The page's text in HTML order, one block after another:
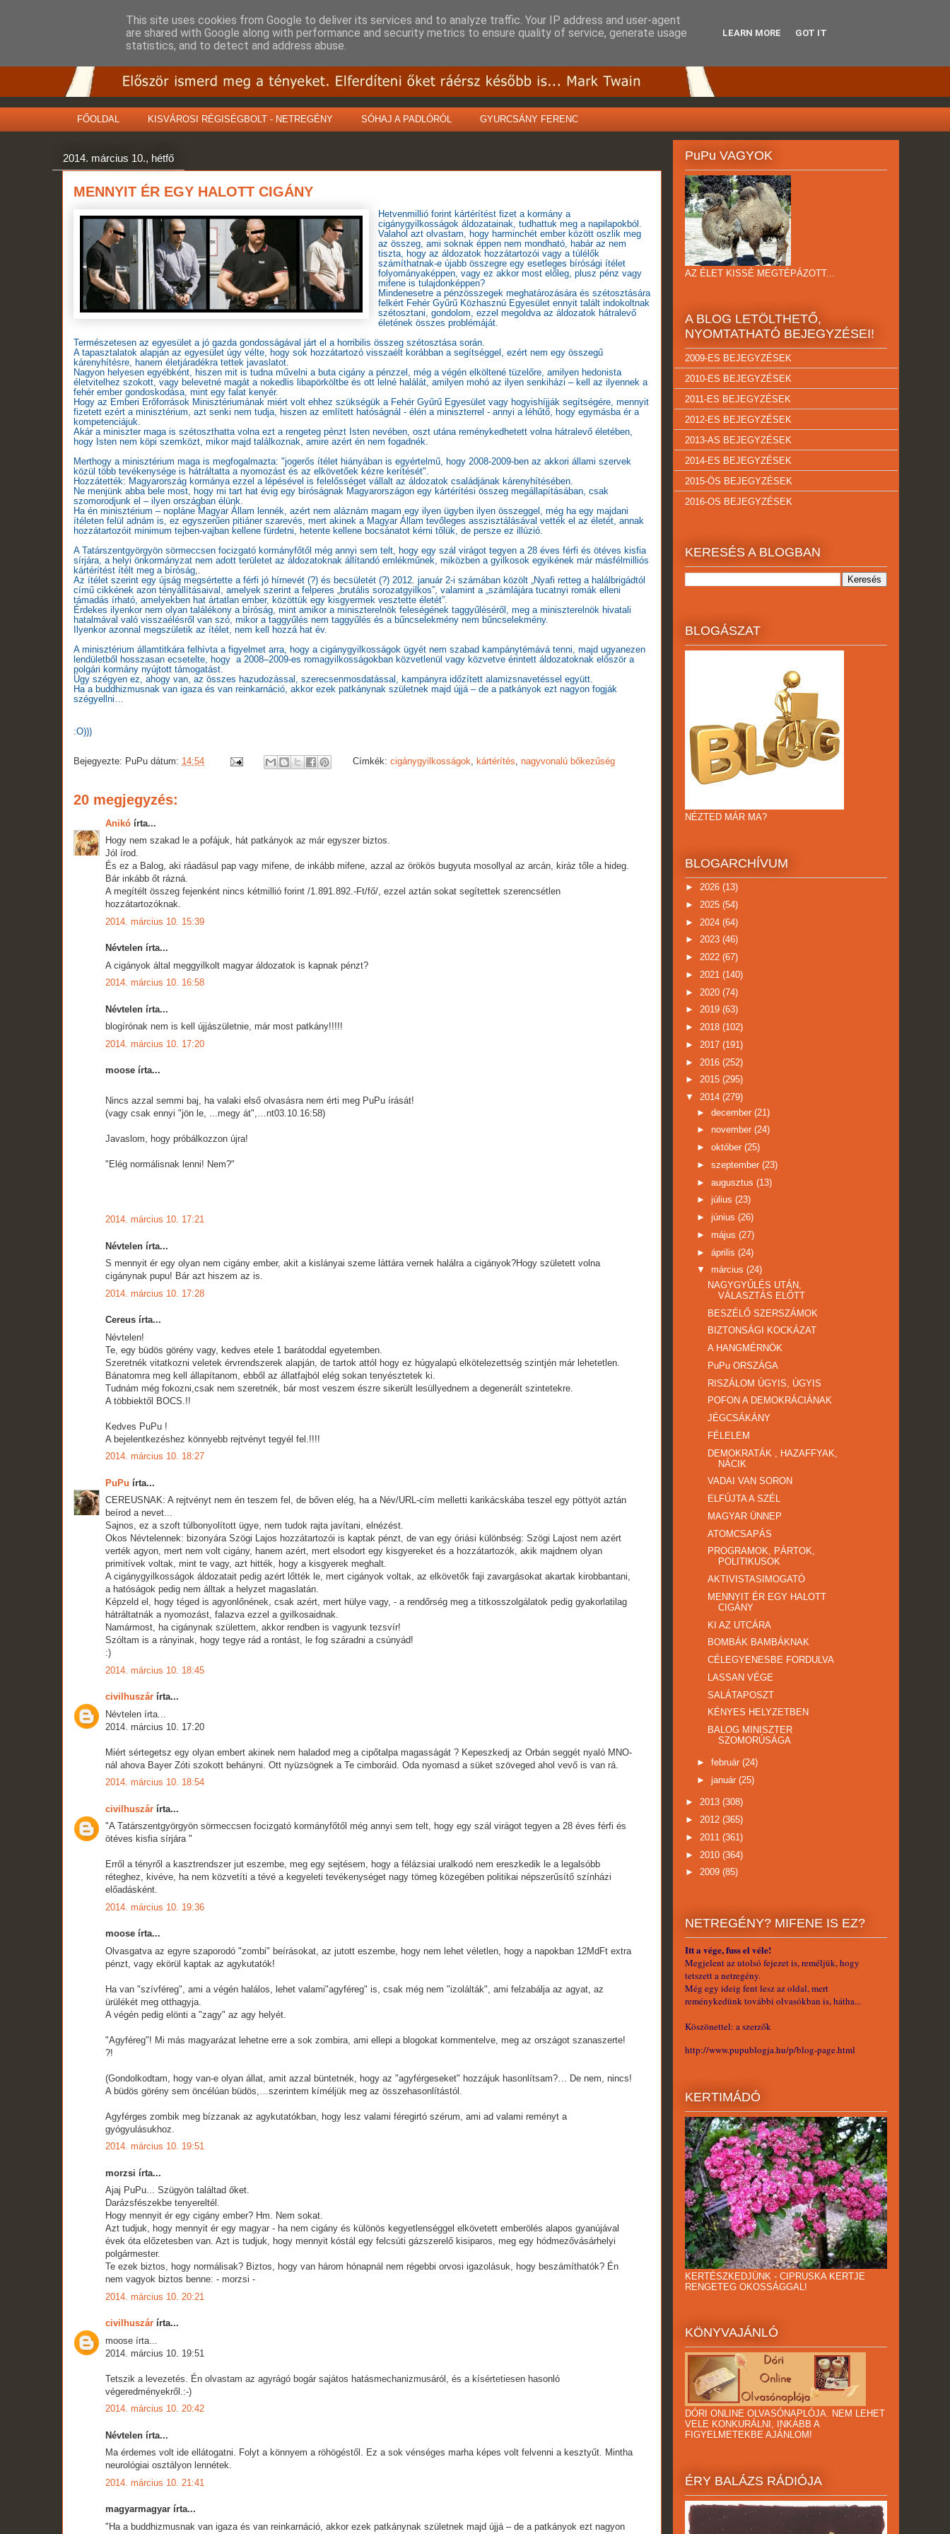
FŐOLDAL KISVÁROSI RÉGISÉGBOLT - NETREGÉNY SÓHAJ A PADLÓRÓL GYURCSÁNY FERENC
2014. március 10., hétfő
MENNYIT ÉR EGY HALOTT CIGÁNY
Hetvenmillió forint kártérítést fizet a kormány a
cigánygyilkosságok áldozatainak , tudhattuk meg a napilapokból.
Valahol azt olvastam, hogy harminchét ember között oszlik meg
az összeg, ami soknak éppen nem mondható, habár az nem
tiszta, hogy az áldozatok hozzátartozói vagy a túlélők
számíthatnak-e újabb összegre egy esetleges bírósági ítélet
folyományaképpen, vagy ez akkor most előleg, plusz pénz vagy
mifene is tulajdonképpen?
Mindenesetre a pénzösszegek meghatározására és szétosztására
felkért Fehér Gyűrű Közhasznú Egyesület ennyit talált indokoltnak
szétosztani, gondolom, ezzel megoldva az áldozatok hátralevő
életének összes problémáját.
Természetesen az egyesület a jó gazda gondosságával járt el a horribilis összeg szétosztása során.
A tapasztalatok alapján az egyesület úgy vélte, hogy sok hozzátartozó visszaélt korábban a segítséggel, ezért nem egy összegű
kárenyhítésre, hanem életjáradékra tettek javaslatot.
Nagyon helyesen egyébként, hiszen mit is tudna művelni a buta cigány a pénzzel, még a végén elköltené tüzelőre, amilyen hedonista
életvitelhez szokott, vagy belevetné magát a nokedlis libapörköltbe és ott lelné halálát, amilyen mohó az ilyen senkiházi – kell az ilyennek a
fehér ember gondoskodása, mint egy falat kenyér.
Hogy az Emberi Erőforrások Minisztériumának miért volt ehhez szükségük a Fehér Gyűrű Egyesület vagy hogyishíjják segítségére, mennyit
fizetett ezért a minisztérium, azt senki nem tudja, hiszen az említett hatóságnál - élén a miniszterrel - annyi a léhűtő, hogy egymásba ér a
kompetenciájuk.
Akár a miniszter maga is szétoszthatta volna ezt a rengeteg pénzt Isten nevében, oszt utána reménykedhetett volna hátralevő életében,
hogy Isten nem köpi szemközt, mikor majd találkoznak, amire azért én nem fogadnék.
Merthogy a minisztérium maga is megfogalmazta: "jogerős ítélet hiányában is egyértelmű, hogy 2008-2009-ben az akkori állami szervek
közül több tevékenysége is hátráltatta a nyomozást és az elkövetőek kézre kerítését".
Hozzátették: Magyarország kormánya ezzel a lépésével is felelősséget vállalt az áldozatok családjának kárenyhítésében.
Ne menjünk abba bele most, hogy mi tart hat évig egy bíróságnak Magyarországon egy kártérítési összeg megállapításában, csak
szomorodjunk el – ilyen országban élünk.
Ha én minisztérium – nopláne Magyar Állam lennék, azért nem aláznám magam egy ilyen ügyben ilyen összeggel, még ha egy majdani
ítéleten felül adnám is, ez egyszerűen pitiáner szarevés, mert akinek a Magyar Állam tevőleges asszisztálásával vették el az életét, annak
hozzátartozóit minimum tejben-vajban kellene fürdetni, hetente kellene bocsánatot kérni tőlük, de persze ez illúzió.
A Tatárszentgyörgyön sörmeccsen focizgató kormányfőtől még annyi sem telt, hogy egy szál virágot tegyen a 28 éves férfi és ötéves kisfia
sírjára, a helyi önkormányzat nem adott területet az áldozatoknak állítandó emlékműnek, miközben a gyilkosok egyikének már másfélmilliós
kártérítést ítélt meg a bíróság,.
Az ítélet szerint egy újság megsértette a férfi jó hírnevét (?) és becsületét (?) 2012. január 2-i számában közölt „Nyafi retteg a halálbrigádtól
című cikkének azon tényállításaival, amelyek szerint a felperes „brutális sorozatgyilkos”, valamint a „számlájára tucatnyi romák elleni
támadás írható, amelyekben hat ártatlan ember, közöttük egy kisgyermek vesztette életét”.
Érdekes ilyenkor nem olyan találékony a bíróság, mint amikor a miniszterelnök feleségének taggyűléséről, meg a miniszterelnök hivatali
hatalmával való visszaélésről van szó, mikor a taggyűlés nem taggyűlés és a bűncselekmény nem bűncselekmény.
Ilyenkor azonnal megszületik az ítélet, nem kell hozzá hat év.
A minisztérium államtitkára felhívta a figyelmet arra, hogy a cigánygyilkosságok ügyét nem szabad kampánytémává tenni, majd ugyanezen
lendületből hosszasan ecsetelte, hogy a 2008–2009-es romagyilkosságokban közvetlenül vagy közvetve érintett áldozatoknak először a
polgári kormány nyújtott támogatást.
Úgy szégyen ez, ahogy van, az összes hazudozással, szerecsenmosdatással, kampányra időzített alamizsnavetéssel együtt.
Ha a buddhizmusnak van igaza és van reinkarnáció, akkor ezek patkánynak születnek majd újjá – de a patkányok ezt nagyon fogják
szégyellni…
:O)))
Bejegyezte: PuPu dátum: 14:54 Címkék: cigánygyilkosságok kártérítés nagyvonalú bőkezűség
20 megjegyzés:
Anikó írta...
Hogy nem szakad le a pofájuk, hát patkányok az már egyszer biztos.
Jól írod.
És ez a Balog, aki ráadásul pap vagy mifene, de inkább mifene, azzal az örökös bugyuta mosollyal az arcán, kiráz tőle a hideg.
Bár inkább őt rázná.
A megítélt összeg fejenként nincs kétmillió forint /1.891.892.-Ft/fő/, ezzel aztán sokat segítettek szerencsétlen
hozzátartozóknak.
2014. március 10. 15:39
Névtelen írta...
A cigányok által meggyilkolt magyar áldozatok is kapnak pénzt?
2014. március 10. 16:58
Névtelen írta...
blogírónak nem is kell újjászületnie, már most patkány!!!!!
2014. március 10. 17:20
moose írta...
Nincs azzal semmi baj, ha valaki első olvasásra nem érti meg PuPu írását!
(vagy csak ennyi "jön le, ...megy át",…nt03.10.16:58)
Javaslom, hogy próbálkozzon újra!
"Elég normálisnak lenni! Nem?"
2014. március 10. 17:21
Névtelen írta...
S mennyit ér egy olyan nem cigány ember, akit a kislányai szeme láttára vernek halálra a cigányok?Hogy született volna
cigánynak pupu! Bár azt hiszem az is.
2014. március 10. 17:28
Cereus írta...
Névtelen!
Te, egy büdös görény vagy, kedves etele 1 barátoddal egyetemben.
Szeretnék vitatkozni veletek érvrendszerek alapján, de tartok attól hogy ez húgyalapú elkötelezettség szintjén már lehetetlen.
Bánatomra meg kell állapítanom, ebből az állatfajból elég sokan tenyésztetek ki.
Tudnám még fokozni,csak nem szeretnék, bár most veszem észre sikerült lesüllyednem a degenerált szintetekre.
A többiektől BOCS.!!
Kedves PuPu !
A bejelentkezéshez könnyebb rejtvényt tegyél fel.!!!!
2014. március 10. 18:27
PuPu írta...
CEREUSNAK: A rejtvényt nem én teszem fel, de bőven elég, ha a Név/URL-cím melletti karikácskába teszel egy pöttyöt aztán
beírod a nevet...
Sajnos, ez a szoft túlbonyolított ügye, nem tudok rajta javítani, elnézést.
Okos Névtelennek: bizonyára Szögi Lajos hozzátartozói is kaptak pénzt, de van egy óriási különbség: Szögi Lajost nem azért
verték agyon, mert nem volt cigány, hanem azért, mert elsodort egy kisgyereket és a hozzátartozók, akik majdnem olyan
primitívek voltak, mint te vagy, azt hitték, hogy a kisgyerek meghalt.
A cigánygyilkosságok áldozatait pedig azért lőtték le, mert cigányok voltak, az elkövetők faji zavargásokat akartak kirobbantani,
a hatóságok pedig nem álltak a helyzet magaslatán.
Képzeld el, hogy téged is agyonlőnének, csak azért, mert hülye vagy, - a rendőrség meg a titkosszolgálatok pedig gyakorlatilag
hátráltatnák a nyomozást, falazva ezzel a gyilkosaidnak.
Namármost, ha cigánynak születtem, akkor rendben is vagyunk tezsvír!
Szóltam is a rányinak, hogy tegye rád a rontást, le fog száradni a csúnyád!
:)
2014. március 10. 18:45
civilhuszár írta...
Névtelen írta...
2014. március 10. 17:20
Miért sértegetsz egy olyan embert akinek nem haladod meg a cipőtalpa magasságát ? Kepeszkedj az Orbán seggét nyaló MNO-
nál ahova Bayer Zóti szokott behányni. Ott nyüzsögnek a Te cimboráid. Oda nyomasd a süket szöveged ahol vevő is van rá.
2014. március 10. 18:54
civilhuszár írta...
"A Tatárszentgyörgyön sörmeccsen focizgató kormányfőtől még annyi sem telt, hogy egy szál virágot tegyen a 28 éves férfi és
ötéves kisfia sírjára "
Erről a tényről a kasztrendszer jut eszembe, meg egy sejtésem, hogy a félázsiai uralkodó nem ereszkedik le a legalsóbb
réteghez, kivéve, ha nem közvetíti a tévé a kegyeleti tevékenységet nagy tömeg közegében politikai népszerűsítő színházi
előadásként.
2014. március 10. 19:36
moose írta...
Olvasgatva az egyre szaporodó "zombi" beírásokat, az jutott eszembe, hogy nem lehet véletlen, hogy a napokban 12MdFt extra
pénzt, vagy ekörül kaptak az agykutatók!
Ha van "szívféreg", ami a végén halálos, lehet valami"agyféreg" is, csak még nem "izolálták", ami felzabálja az agyat, az
ürülékét meg otthagyja.
A végén pedig elönti a "zagy" az agy helyét.
"Agyféreg"! Mi más magyarázat lehetne erre a sok zombira, ami ellepi a blogokat kommentelve, meg az országot szanaszerte!
?!
(Gondolkodtam, hogy van-e olyan állat, amit azzal büntetnék, hogy az "agyférgeseket" hozzájuk hasonlítsam?… De nem, nincs!
A büdös görény sem öncélúan büdös,…szerintem kíméljük meg az összehasonlítástól.
Agyférges zombik meg bízzanak az agykutatókban, hogy lesz valami féregirtó szérum, ami ad valami reményt a
gyógyulásukhoz.
2014. március 10. 19:51
morzsi írta...
Ajaj PuPu... Szügyön találtad őket.
Darázsfészekbe tenyereltél.
Hogy mennyit ér egy cigány ember? Hm. Nem sokat.
Azt tudjuk, hogy mennyit ér egy magyar - ha nem cigány és különös kegyetlenséggel elkövetett emberölés alapos gyanújával
évek óta előzetesben van. Azt is tudjuk, hogy mennyit kóstál egy felcsúti gázszerelő kisiparos, meg egy hódmezővásárhelyi
polgármester.
Te ezek biztos, hogy normálisak? Biztos, hogy van három hónapnál nem régebbi orvosi igazolásuk, hogy beszámíthatók? Én
nem vagyok biztos benne: - morzsi -
2014. március 10. 20:21
civilhuszár írta...
moose írta...
2014. március 10. 19:51
Tetszik a levezetés. Én olvastam az agyrágó bogár sajátos hatásmechanizmusáról, és a kísértetiesen hasonló
végeredményekről.:-)
2014. március 10. 20:42
Névtelen írta...
Ma érdemes volt ide ellátogatni. Folyt a könnyem a röhögéstől. Ez a sok vénséges marha képes volt felvenni a kesztyűt. Mintha
neurológiai osztályon lennétek.
2014. március 10. 21:41
magyarmagyar írta...
"Ha a buddhizmusnak van igaza és van reinkarnáció, akkor ezek patkánynak születnek majd újjá – de a patkányok ezt nagyon
PuPu VAGYOK
AZ ÉLET KISSÉ MEGTÉPÁZOTT...
A BLOG LETÖLTHETŐ,
NYOMTATHATÓ BEJEGYZÉSEI!
2009-ES BEJEGYZÉSEK
2010-ES BEJEGYZÉSEK
2011-ES BEJEGYZÉSEK
2012-ES BEJEGYZÉSEK
2013-AS BEJEGYZÉSEK
2014-ES BEJEGYZÉSEK
2015-ÖS BEJEGYZÉSEK
2016-OS BEJEGYZÉSEK
KERESÉS A BLOGBAN
BLOGÁSZAT
NÉZTED MÁR MA?
BLOGARCHÍVUM
► 2026 (13)
► 2025 (54)
► 2024 (64)
► 2023 (46)
► 2022 (67)
► 2021 (140)
► 2020 (74)
► 2019 (63)
► 2018 (102)
► 2017 (191)
► 2016 (252)
► 2015 (295)
▼ 2014 (279)
► december (21)
► november (24)
► október (25)
► szeptember (23)
► augusztus (13)
► július (23)
► június (26)
► május (27)
► április (24)
▼ március (24)
NAGYGYŰLÉS UTÁN,
VÁLASZTÁS ELŐTT
BESZÉLŐ SZERSZÁMOK
BIZTONSÁGI KOCKÁZAT
A HANGMÉRNÖK
PuPu ORSZÁGA
RISZÁLOM ÚGYIS, ÚGYIS
POFON A DEMOKRÁCIÁNAK
JÉGCSÁKÁNY
FÉLELEM
DEMOKRATÁK , HAZAFFYAK,
NÁCIK
VADAI VAN SORON
ELFÚJTA A SZÉL
MAGYAR ÜNNEP
ATOMCSAPÁS
PROGRAMOK, PÁRTOK,
POLITIKUSOK
AKTIVISTASIMOGATÓ
MENNYIT ÉR EGY HALOTT
CIGÁNY
KI AZ UTCÁRA
BOMBÁK BAMBÁKNAK
CÉLEGYENESBE FORDULVA
LASSAN VÉGE
SALÁTAPOSZT
KÉNYES HELYZETBEN
BALOG MINISZTER
SZOMORÚSÁGA
► február (24)
► január (25)
► 2013 (308)
► 2012 (365)
► 2011 (361)
► 2010 (364)
► 2009 (85)
NETREGÉNY? MIFENE IS EZ?
Itt a vége, fuss el véle!
Megjelent az utolsó fejezet is, reméljük, hogy
tetszett a netregény.
Még egy ideig fent lesz az oldal, mert
reménykedünk további olvasókban is, hátha...
Köszönettel: a szerzők
http://www.pupublogja.hu/p/blog-page.html
KERTIMÁDÓ
KERTÉSZKEDJÜNK - CIPRUSKA KERTJE
RENGETEG OKOSSÁGGAL!
KÖNYVAJÁNLÓ
DÓRI ONLINE OLVASÓNAPLÓJA. NEM LEHET
VELE KONKURÁLNI, INKÁBB A
FIGYELMETEKBE AJÁNLOM!
ÉRY BALÁZS RÁDIÓJA
This site uses cookies from Google to deliver its services and to analyze traffic. Your IP address and user-agent
are shared with Google along with performance and security metrics to ensure quality of service, generate usage
statistics, and to detect and address abuse.
LEARN MORE GOT IT